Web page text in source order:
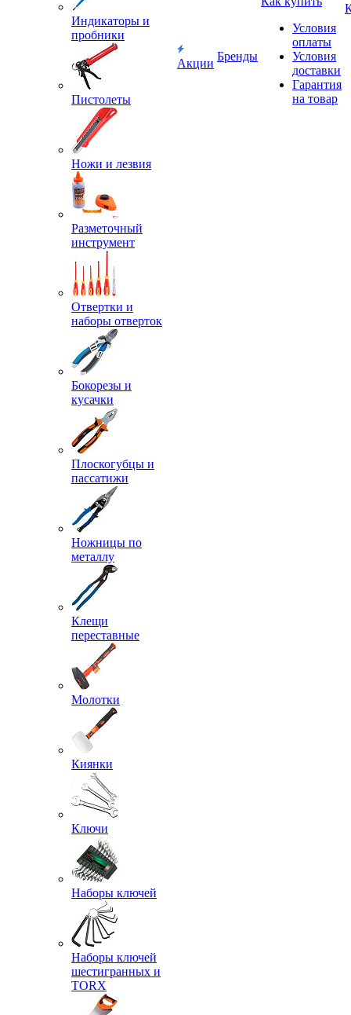
Индикаторы и
пробники
Пистолеты
Ножи и лезвия
Разметочный
инструмент
Отвертки и
наборы отверток
Бокорезы и
кусачки
Плоскогубцы и
пассатижи
Ножницы по
металлу
Клещи
переставные
Молотки
Киянки
Ключи
Наборы ключей
Наборы ключей
шестигранных и
TORX
Акции
Бренды
Условия
оплаты
Условия
доставки
Гарантия
на товар